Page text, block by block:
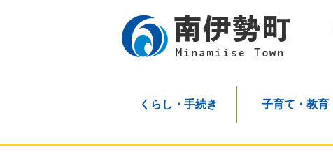
くらし・手続き 子育て・教育